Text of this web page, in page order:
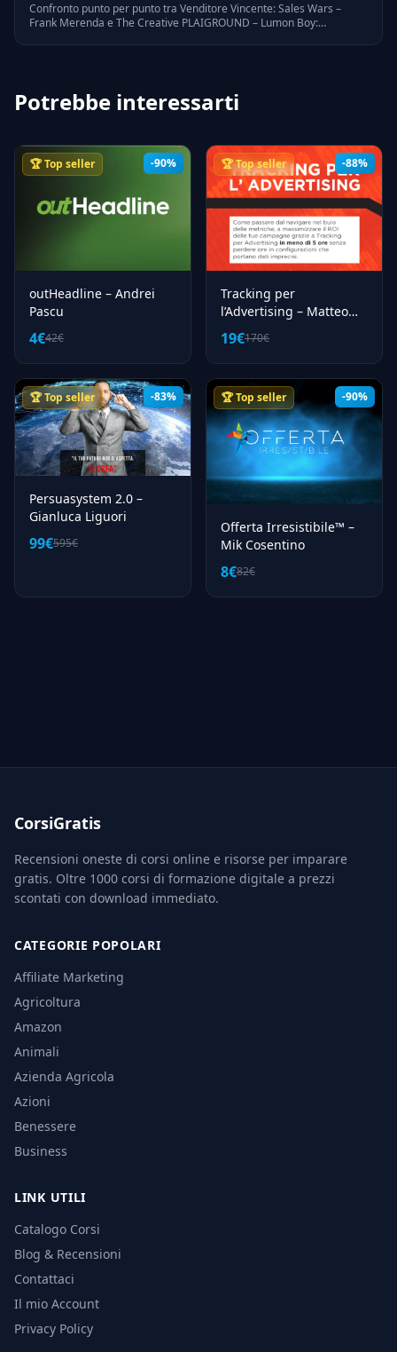
Confronto punto per punto tra Venditore Vincente: Sales Wars –
Frank Merenda e The Creative PLAIGROUND – Lumon Boy:
Potrebbe interessarti
-90%
🏆 Top seller
outHeadline – Andrei
Pascu
4€42€
-88%
🏆 Top seller
Tracking per
l’Advertising – Matteo
Zambon
19€170€
-83%
🏆 Top seller
Persuasystem 2.0 –
Gianluca Liguori
99€595€
-90%
🏆 Top seller
Offerta Irresistibile™ –
Mik Cosentino
8€82€
CorsiGratis
Recensioni oneste di corsi online e risorse per imparare
gratis. Oltre 1000 corsi di formazione digitale a prezzi
scontati con download immediato.
CATEGORIE POPOLARI
Affiliate Marketing
Agricoltura
Amazon
Animali
Azienda Agricola
Azioni
Benessere
Business
LINK UTILI
Catalogo Corsi
Blog & Recensioni
Contattaci
Il mio Account
Privacy Policy